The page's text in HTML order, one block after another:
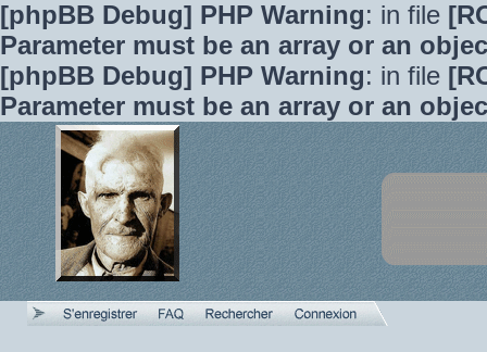
[phpBB Debug] PHP Warning: in file
Parameter must be an array or an
[phpBB Debug] PHP Warning: in file
Parameter must be an array or an